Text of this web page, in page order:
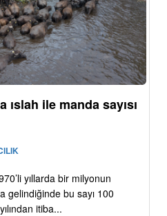
ile manda sayısı
yıllarda bir milyonun
gelindiğinde bu sayı 100
itiba...